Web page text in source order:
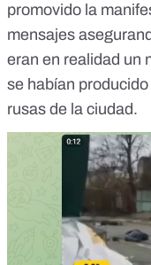
promovido la
mensajes
eran en realidad un
se habían
rusas de la ciudad.